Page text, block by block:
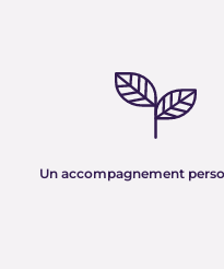
Un accompagnement
Nous sélectionnons
minéraux pour vous offrir des
naturelles, non traitées et chargées
vibration et son authenticité afin
un produit à la hauteur de vos